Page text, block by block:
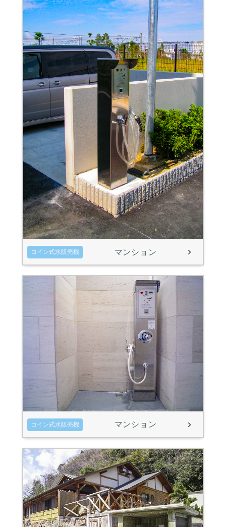
コイン式水販売機 マンション
コイン式水販売機 マンション